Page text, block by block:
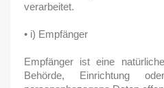
verarbeitet.
• i) Empfänger
Empfänger ist eine
Behörde, Einrichtung